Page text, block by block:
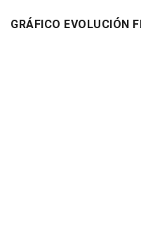
GRÁFICO EVOLUCIÓN